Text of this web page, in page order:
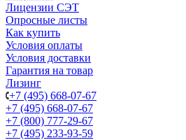
Лицензии СЭТ
Опросные листы
Как купить
Условия оплаты
Условия доставки
Гарантия на товар
Лизинг
+7 (495) 668-07-67
+7 (495) 668-07-67
+7 (800) 777-29-67
+7 (495) 233-93-59